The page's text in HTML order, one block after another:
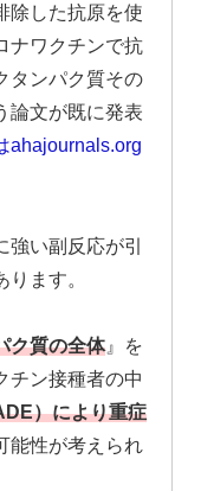
除した抗原を使
ナワクチンで抗
タンパク質その
論文が既に発表
ahajournals.org
い副反応が引
ます。
ク質の全体』を
チン接種者の中
）により重症
能性が考えられ